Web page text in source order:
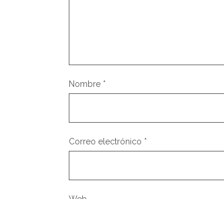
Nombre *
Correo electrónico *